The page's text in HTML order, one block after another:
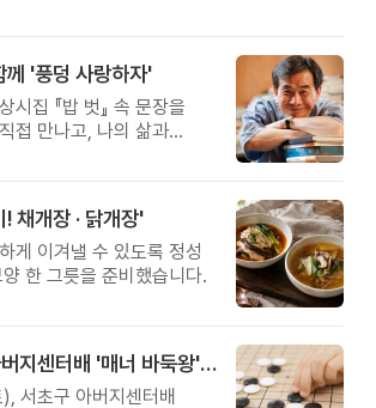
께 '풍덩 사랑하자'
시집 『밥 벗』 속 문장을
접 만나고, 나의 삶과
채개장 · 닭개장'
게 이겨낼 수 있도록 정성
한 그릇을 준비했습니다.
제3회 서초구 아버지센터배 '매너 바둑왕' 대회
서초구 아버지센터배